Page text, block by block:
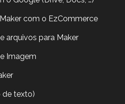
com o EzCommerce
arquivos para Maker
Imagem
de texto)